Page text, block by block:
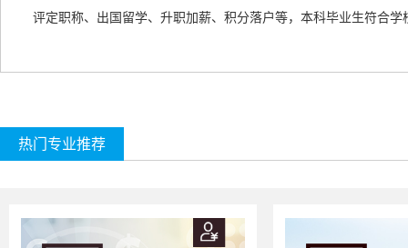
评定职称、出国留学、升职加薪、积分落户等，本科毕业生符合
热门专业推荐